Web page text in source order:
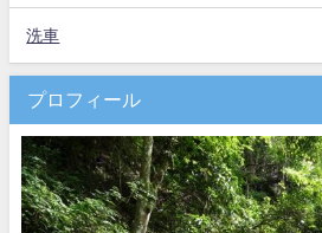
洗車
プロフィール